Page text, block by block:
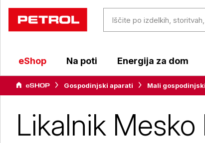
eShop Na poti Energija za dom
Gospodinjski aparati Mali
Likalnik